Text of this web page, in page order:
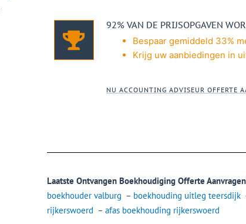
92% VAN DE PRIJSOPGAVEN
Bespaar gemiddeld 33%
Krijg uw aanbiedingen in
NU ACCOUNTING ADVISEUR OFFERTE
Laatste Ontvangen Boekhoudiging Offerte
boekhouder valburg – boekhouding uitleg teersdijk
rijkerswoerd – afas boekhouding rijkerswoerd